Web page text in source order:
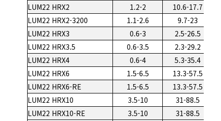
LUM22 HRX2
1.2-2
10.6-17.7
LUM22 HRX2-3200
1.1-2.6
9.7-23
LUM22 HRX3
0.6-3
2.5-26.5
LUM22 HRX3.5
0.6-3.5
2.3-29.2
LUM22 HRX4
0.6-4
5.3-35.4
LUM22 HRX6
1.5-6.5
13.3-57.5
LUM22 HRX6-RE
1.5-6.5
13.3-57.5
LUM22 HRX10
3.5-10
31-88.5
LUM22 HRX10-RE
3.5-10
31-88.5